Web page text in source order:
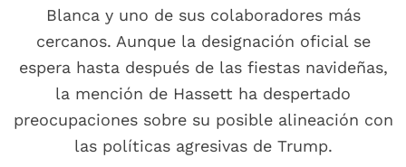
Blanca y uno de sus colaboradores más
cercanos. Aunque la designación oficial se
espera hasta después de las fiestas navideñas,
la mención de Hassett ha despertado
preocupaciones sobre su posible alineación con
las políticas agresivas de Trump.